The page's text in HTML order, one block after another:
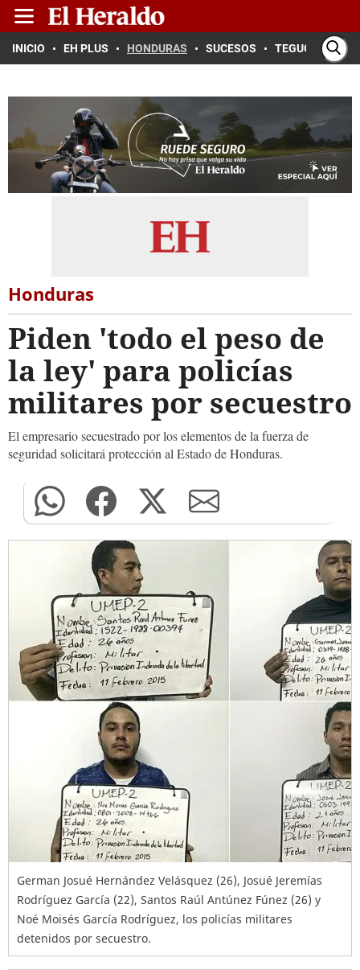
INICIO EH PLUS HONDURAS SUCESOS TEGUCIGALPA
Honduras
Piden 'todo el peso de
la ley' para policías
militares por secuestro
El empresario secuestrado por los elementos de la fuerza de
seguridad solicitará protección al Estado de Honduras.
German Josué Hernández Velásquez (26), Josué Jeremías
Rodríguez García (22), Santos Raúl Antúnez Fúnez (26) y
Noé Moisés García Rodríguez, los policías militares
detenidos por secuestro.